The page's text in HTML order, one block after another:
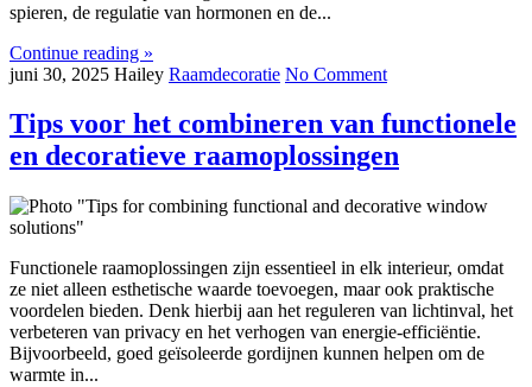
spieren, de regulatie van hormonen en de...
Continue reading »
juni 30, 2025 Hailey Raamdecoratie No Comment
Tips voor het combineren van functionele
en decoratieve raamoplossingen
Functionele raamoplossingen zijn essentieel in elk interieur, omdat
ze niet alleen esthetische waarde toevoegen, maar ook praktische
voordelen bieden. Denk hierbij aan het reguleren van lichtinval, het
verbeteren van privacy en het verhogen van energie-efficiëntie.
Bijvoorbeeld, goed geïsoleerde gordijnen kunnen helpen om de
warmte in...